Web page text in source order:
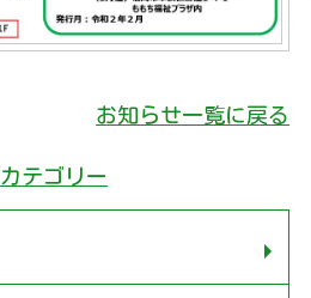
カテゴリー
お知らせ一覧に戻る